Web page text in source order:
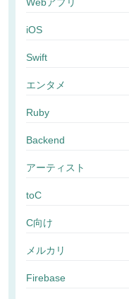
iOS
Swift
エンタメ
Ruby
Backend
アーティスト
toC
C向け
メルカリ
Firebase